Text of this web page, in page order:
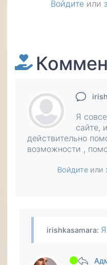
Войдите или
Я
сайте,
действительно
возможности ,
Войдите или
irishkasamara: Я